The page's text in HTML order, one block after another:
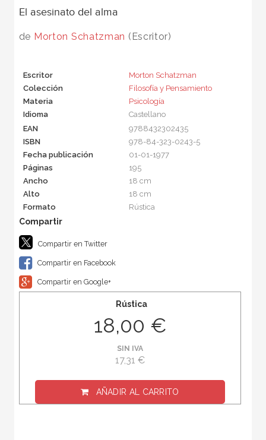
El asesinato del alma
de Morton Schatzman (Escritor)
Escritor
Morton Schatzman
Colección
Filosofía y Pensamiento
Materia
Psicología
Idioma
Castellano
EAN
9788432302435
ISBN
978-84-323-0243-5
Fecha publicación
01-01-1977
Páginas
195
Ancho
18 cm
Alto
18 cm
Formato
Rústica
Compartir en Twitter
Compartir en Facebook
Compartir en Google+
Rústica
18,00 €
SIN IVA
17,31 €
AÑADIR AL CARRITO